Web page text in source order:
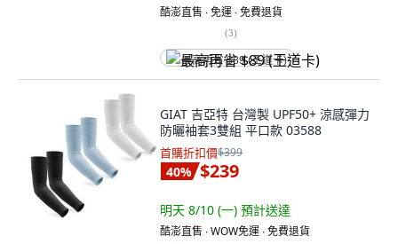
酷澎直售 ∙ 免運 ∙ 免費退貨
(3)
最高再省 $89 (王道卡)
GIAT 吉亞特 台灣製 UPF50+ 涼感彈力
防曬袖套3雙組 平口款 03588
首購折扣價$399
40% $239
明天 8/10 (一) 預計送達
酷澎直售 ∙ WOW免運 ∙ 免費退貨